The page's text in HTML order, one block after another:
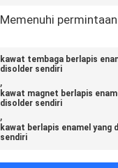
Memenuhi
kawat tembaga berlapis
disolder sendiri
,
kawat magnet berlapis
disolder sendiri
,
kawat berlapis enamel yang
sendiri